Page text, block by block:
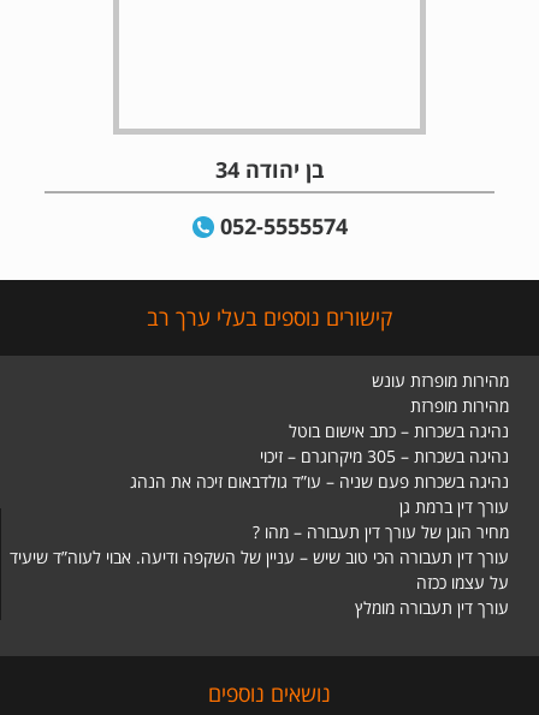
בן יהודה 34
052-5555574
קישורים נוספים בעלי ערך רב
מהירות מופרזת עונש
מהירות מופרזת
נהיגה בשכרות – כתב אישום בוטל
נהיגה בשכרות – 305 מיקרוגרם – זיכוי
נהיגה בשכרות פעם שניה – עו”ד גולדבאום זיכה את הנהג
עורך דין ברמת גן
מחיר הוגן של עורך דין תעבורה – מהו ?
עורך דין תעבורה הכי טוב שיש – עניין של השקפה ודיעה. אבוי לעוה”ד שיעיד
על עצמו ככזה
עורך דין תעבורה מומלץ
נושאים נוספים